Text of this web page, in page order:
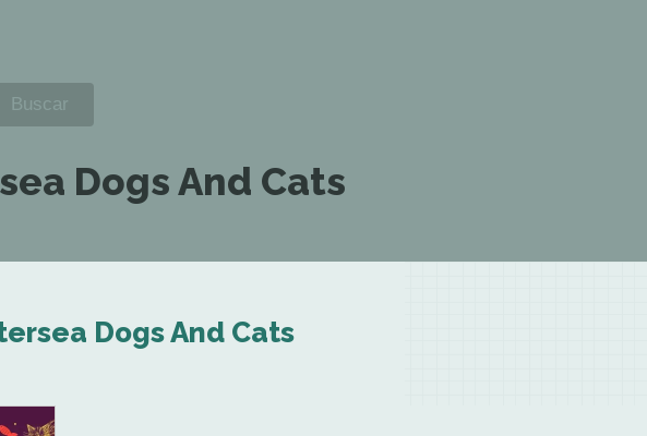
Dogs And Cats
Dogs And Cats